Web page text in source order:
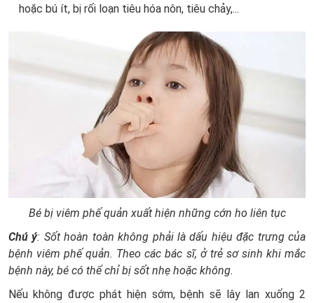
hoặc bú ít, bị rối loạn tiêu hóa nôn, tiêu chảy,...
Bé bị viêm phế quản xuất hiện những cớn ho liên tục
Chú ý: Sốt hoàn toàn không phải là dấu hiệu đặc trưng của
bệnh viêm phế quản. Theo các bác sĩ, ở trẻ sơ sinh khi mắc
bệnh này, bé có thể chỉ bị sốt nhẹ hoặc không.
Nếu không được phát hiện sớm, bệnh sẽ lây lan xuống 2